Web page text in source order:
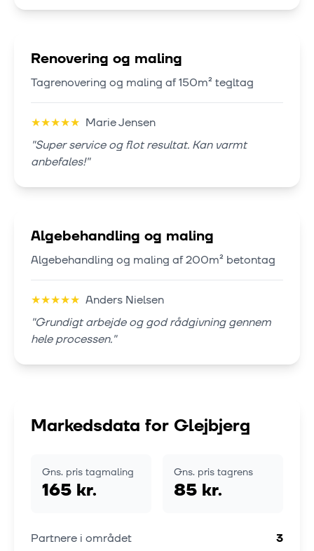
Renovering og maling
Tagrenovering og maling af 150m² tegltag
★★★★★ Marie Jensen
"Super service og flot resultat. Kan varmt
anbefales!"
Algebehandling og maling
Algebehandling og maling af 200m² betontag
★★★★★ Anders Nielsen
"Grundigt arbejde og god rådgivning gennem
hele processen."
Markedsdata for Glejbjerg
Gns. pris tagmaling
165 kr.
Gns. pris tagrens
85 kr.
Partnere i området
3